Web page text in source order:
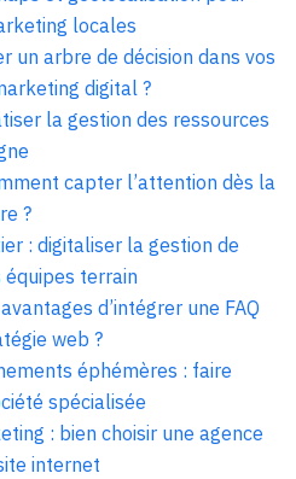
locales
un arbre de décision dans vos
digital ?
la gestion des ressources
capter l’attention dès la
?
: digitaliser la gestion de
terrain
d’intégrer une FAQ
web ?
éphémères : faire
spécialisée
: bien choisir une agence
internet